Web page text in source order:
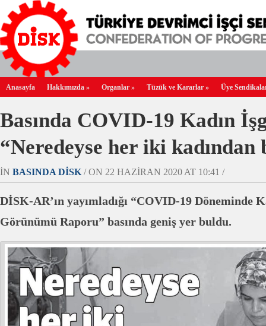
Anasayfa Hakkımızda » Organlar » Tüzük ve Kararlar » Üye
Basında COVID-19 Kadın
“Neredeyse her iki
IN BASINDA DİSK/ ON 22 HAZIRAN 2020 AT 10:41 /
DİSK-AR’ın yayımladığı “COVID-19 Döneminde
Görünümü Raporu” basında geniş yer buldu.